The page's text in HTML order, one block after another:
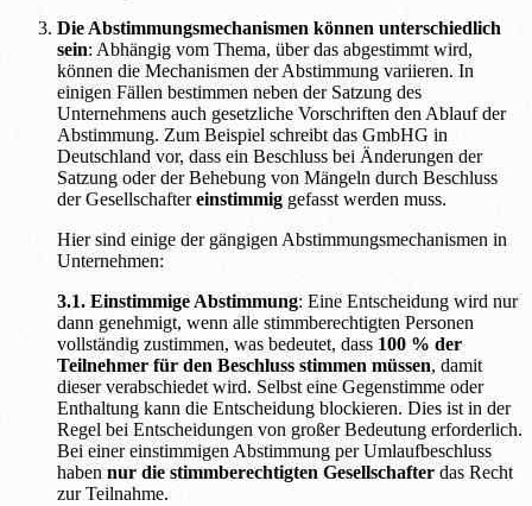
Die Abstimmungsmechanismen können unterschiedlich
sein: Abhängig vom Thema, über das abgestimmt wird,
können die Mechanismen der Abstimmung variieren. In
einigen Fällen bestimmen neben der Satzung des
Unternehmens auch gesetzliche Vorschriften den Ablauf der
Abstimmung. Zum Beispiel schreibt das GmbHG in
Deutschland vor, dass ein Beschluss bei Änderungen der
Satzung oder der Behebung von Mängeln durch Beschluss
der Gesellschaftereinstimmig gefasst werden muss.
Hier sind einige der gängigen Abstimmungsmechanismen in
Unternehmen:
3.1. Einstimmige Abstimmung: Eine Entscheidung wird nur
dann genehmigt, wenn alle stimmberechtigten Personen
vollständig zustimmen, was bedeutet, dass 100 % der
Teilnehmer für den Beschluss stimmen müssen, damit
dieser verabschiedet wird. Selbst eine Gegenstimme oder
Enthaltung kann die Entscheidung blockieren. Dies ist in der
Regel bei Entscheidungen von großer Bedeutung erforderlich.
Bei einer einstimmigen Abstimmung per Umlaufbeschluss
haben nur die stimmberechtigten Gesellschafter das Recht
zur Teilnahme.